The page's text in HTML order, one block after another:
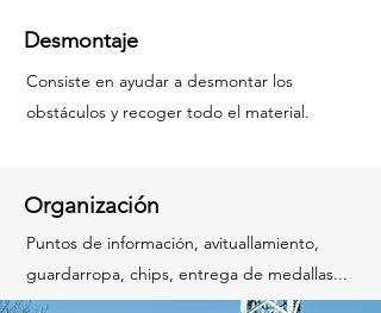
Desmontaje
Consiste en ayudar a desmontar los
obstáculos y recoger todo el material.
Organización
Puntos de información, avituallamiento,
guardarropa, chips, entrega de medallas...